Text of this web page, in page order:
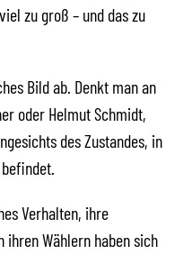
zu groß – und das zu
Bild ab. Denkt man an
oder Helmut Schmidt,
des Zustandes, in
Verhalten, ihre
ihren Wählern haben sich